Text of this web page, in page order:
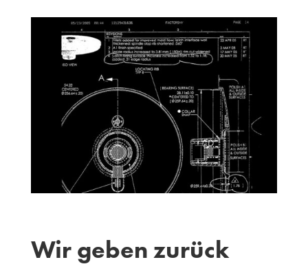
Wir geben zurück